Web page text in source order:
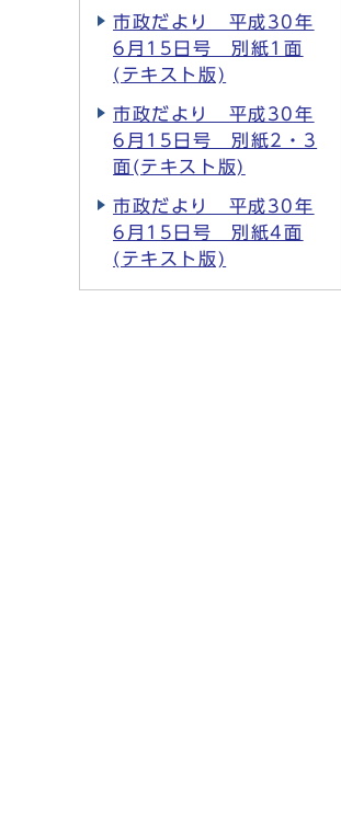
市政だより 平成30年
6月15日号 別紙1面
(テキスト版)
市政だより 平成30年
6月15日号 別紙2・3
面(テキスト版)
市政だより 平成30年
6月15日号 別紙4面
(テキスト版)